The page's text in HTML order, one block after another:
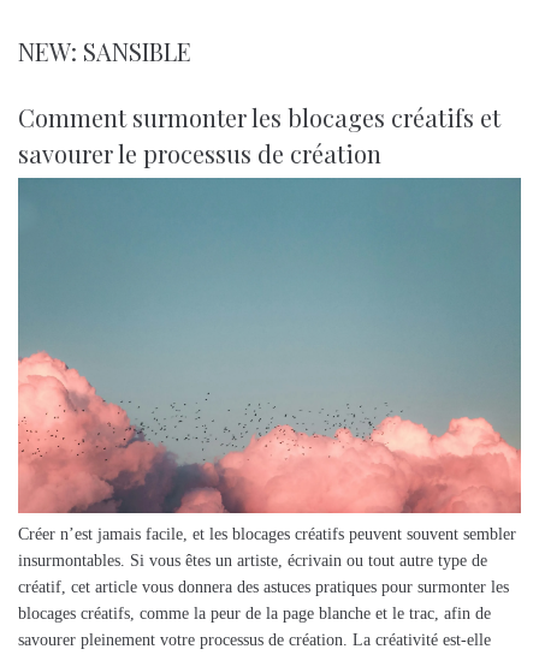
NEW: SANSIBLE
Comment surmonter les blocages créatifs et
savourer le processus de création
Créer n’est jamais facile, et les blocages créatifs peuvent souvent sembler
insurmontables. Si vous êtes un artiste, écrivain ou tout autre type de
créatif, cet article vous donnera des astuces pratiques pour surmonter les
blocages créatifs, comme la peur de la page blanche et le trac, afin de
savourer pleinement votre processus de création. La créativité est-elle